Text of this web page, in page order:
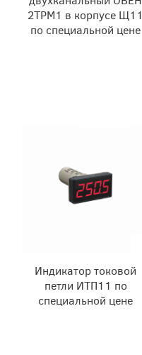
2ТРМ1 в корпусе Щ11
по специальной цене
Индикатор токовой
петли ИТП11 по
специальной цене